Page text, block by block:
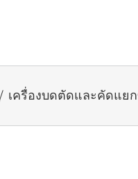
เครื่องบดตัดและคัดแย